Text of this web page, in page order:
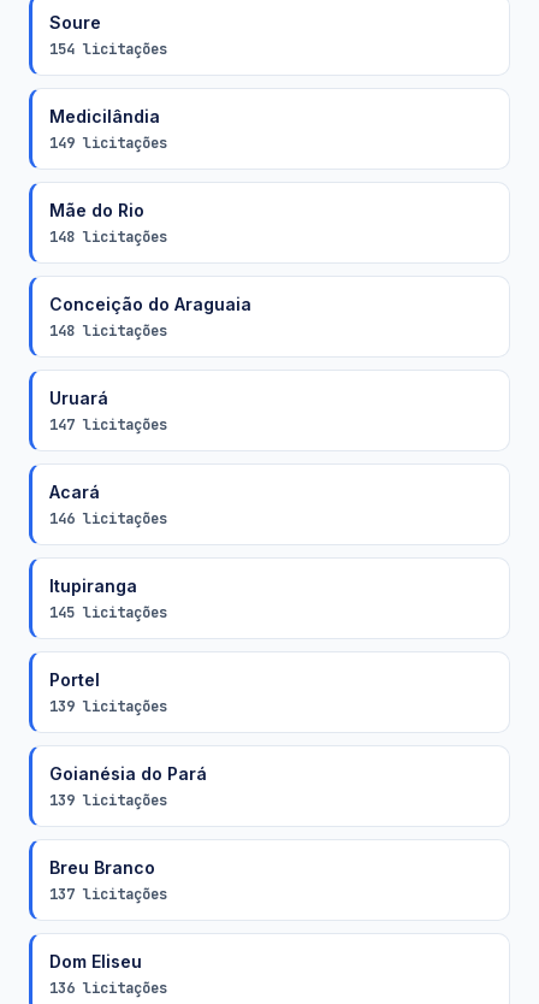
Soure
154 licitações
Medicilândia
149 licitações
Mãe do Rio
148 licitações
Conceição do Araguaia
148 licitações
Uruará
147 licitações
Acará
146 licitações
Itupiranga
145 licitações
Portel
139 licitações
Goianésia do Pará
139 licitações
Breu Branco
137 licitações
Dom Eliseu
136 licitações